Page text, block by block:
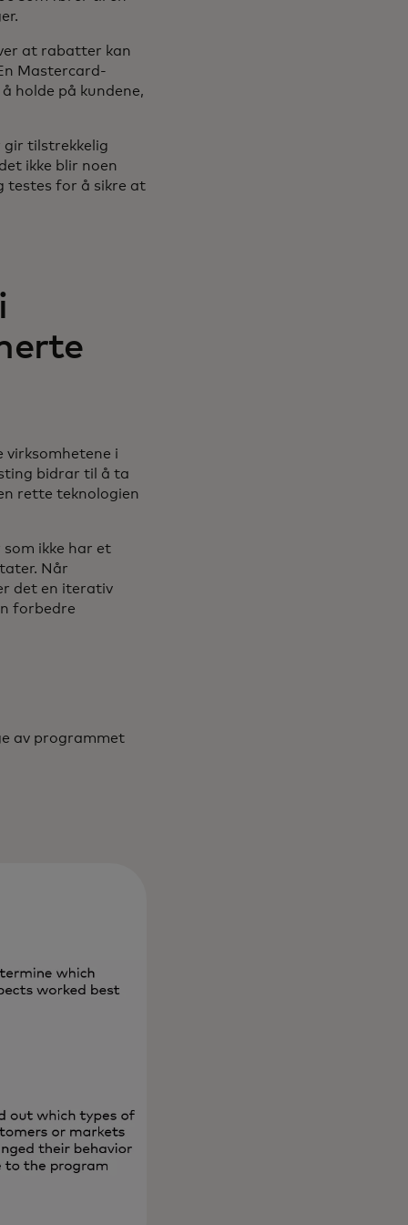
at rabatter kan
Mastercard-
holde på kundene,
gir tilstrekkelig
ikke blir noen
testes for å sikre at
virksomhetene i
bidrar til å ta
rette teknologien
ikke har et
Når
det en iterativ
forbedre
av programmet